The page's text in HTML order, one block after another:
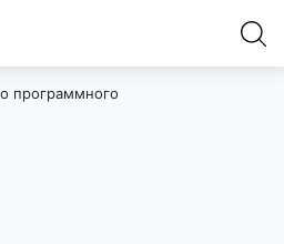
программного